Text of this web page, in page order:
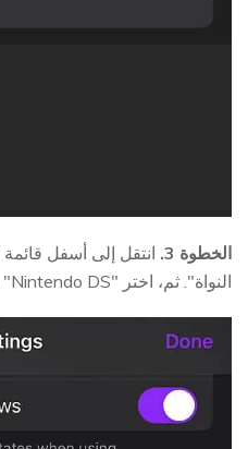
الخطوة 3.
انتقل إلى أسفل قائمة
النواة". ثم، اختر "Nintendo DS" من الخيارات المتاحة.